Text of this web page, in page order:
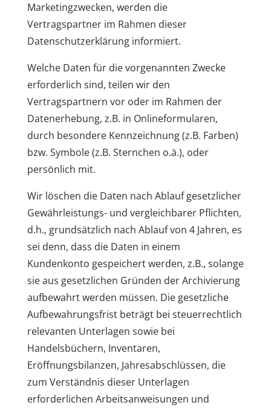
Marketingzwecken, werden die
Vertragspartner im Rahmen dieser
Datenschutzerklärung informiert.
Welche Daten für die vorgenannten Zwecke
erforderlich sind, teilen wir den
Vertragspartnern vor oder im Rahmen der
Datenerhebung, z.B. in Onlineformularen,
durch besondere Kennzeichnung (z.B. Farben)
bzw. Symbole (z.B. Sternchen o.ä.), oder
persönlich mit.
Wir löschen die Daten nach Ablauf gesetzlicher
Gewährleistungs- und vergleichbarer Pflichten,
d.h., grundsätzlich nach Ablauf von 4 Jahren, es
sei denn, dass die Daten in einem
Kundenkonto gespeichert werden, z.B., solange
sie aus gesetzlichen Gründen der Archivierung
aufbewahrt werden müssen. Die gesetzliche
Aufbewahrungsfrist beträgt bei steuerrechtlich
relevanten Unterlagen sowie bei
Handelsbüchern, Inventaren,
Eröffnungsbilanzen, Jahresabschlüssen, die
zum Verständnis dieser Unterlagen
erforderlichen Arbeitsanweisungen und